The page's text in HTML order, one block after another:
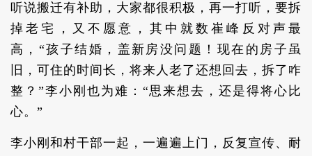
听说搬迁有补助，大家都很积极，再一打听，要拆
掉老宅，又不愿意，其中就数崔峰反对声最
高，“孩子结婚，盖新房没问题！现在的房子虽
旧，可住的时间长，将来人老了还想回去，拆了咋
整？”李小刚也为难：“思来想去，还是得将心比
心。”
李小刚和村干部一起，一遍遍上门，反复宣传、耐